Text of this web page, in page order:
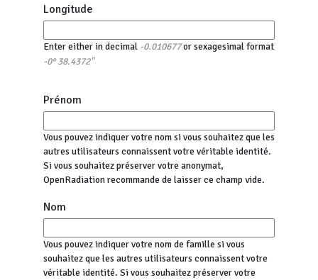
Longitude
Enter either in decimal -0.010677or sexagesimal format
-0° 38.4372"
Prénom
Vous pouvez indiquer votre nom si vous souhaitez que les
autres utilisateurs connaissent votre véritable identité.
Si vous souhaitez préserver votre anonymat,
OpenRadiation recommande de laisser ce champ vide.
Nom
Vous pouvez indiquer votre nom de famille si vous
souhaitez que les autres utilisateurs connaissent votre
véritable identité. Si vous souhaitez préserver votre